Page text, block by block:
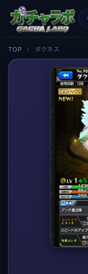
TOP › ダクネス